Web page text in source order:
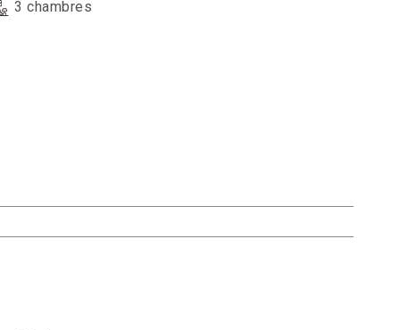
3 chambres